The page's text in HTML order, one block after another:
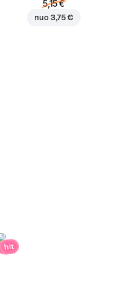
5,15 €
nuo 3,75 €
hit